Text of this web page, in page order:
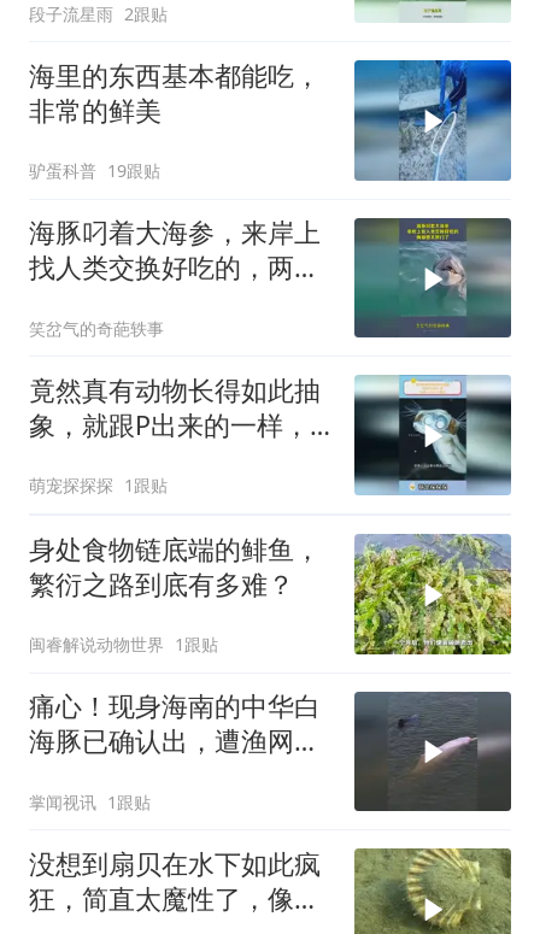
段子流星雨 2跟贴
海里的东西基本都能吃，
非常的鲜美
驴蛋科普 19跟贴
海豚叼着大海参，来岸上
找人类交换好吃的，两脚
笑岔气的奇葩轶事
竟然真有动物长得如此抽
象，就跟P出来的一样，
萌宠探探探 1跟贴
身处食物链底端的鲱鱼，
繁衍之路到底有多难？
闽睿解说动物世界 1跟贴
痛心！现身海南的中华白
海豚已确认出，遭渔网勒
掌闻视讯 1跟贴
没想到扇贝在水下如此疯
狂，简直太魔性了，像极